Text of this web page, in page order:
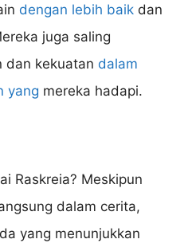
dengan lebih baik dan
juga saling
dan kekuatan dalam
yang mereka hadapi.
Raskreia? Meskipun
dalam cerita,
yang menunjukkan